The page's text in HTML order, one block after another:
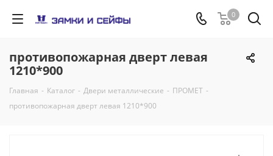
0
противопожарная дверт левая
1210*900
Главная - Каталог - Двери металлические - ПРОМЕТ -
противопожарная дверт левая 1210*900